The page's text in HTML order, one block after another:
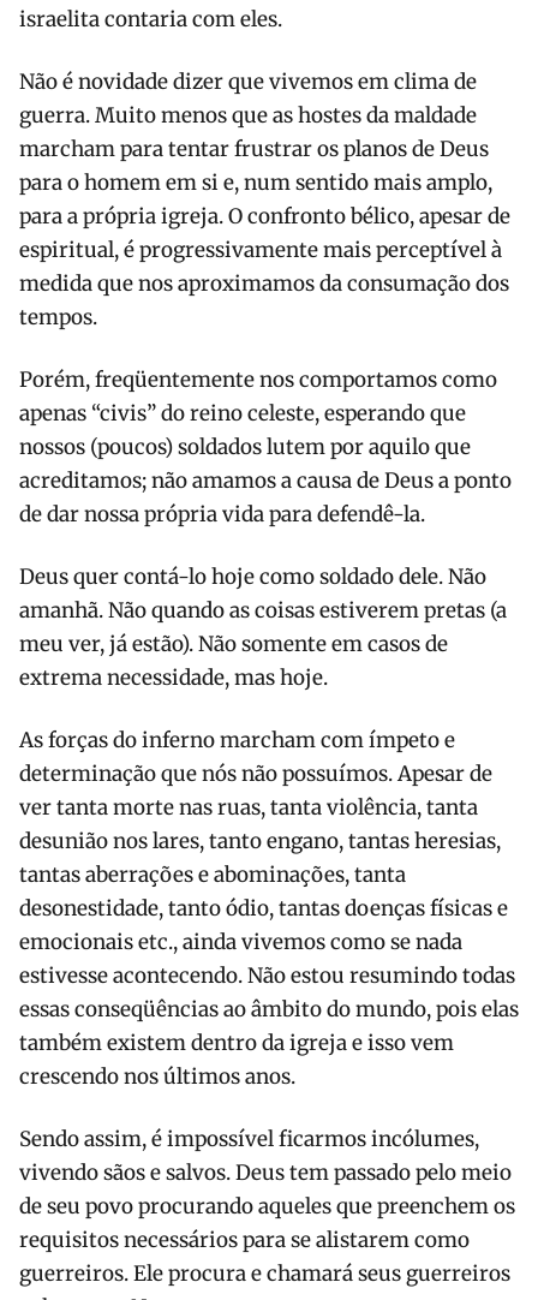
israelita contaria com eles.
Não é novidade dizer que vivemos em clima de
guerra. Muito menos que as hostes da maldade
marcham para tentar frustrar os planos de Deus
para o homem em si e, num sentido mais amplo,
para a própria igreja. O confronto bélico, apesar de
espiritual, é progressivamente mais perceptível à
medida que nos aproximamos da consumação dos
tempos.
Porém, freqüentemente nos comportamos como
apenas “civis” do reino celeste, esperando que
nossos (poucos) soldados lutem por aquilo que
acreditamos; não amamos a causa de Deus a ponto
de dar nossa própria vida para defendê-la.
Deus quer contá-lo hoje como soldado dele. Não
amanhã. Não quando as coisas estiverem pretas (a
meu ver, já estão). Não somente em casos de
extrema necessidade, mas hoje.
As forças do inferno marcham com ímpeto e
determinação que nós não possuímos. Apesar de
ver tanta morte nas ruas, tanta violência, tanta
desunião nos lares, tanto engano, tantas heresias,
tantas aberrações e abominações, tanta
desonestidade, tanto ódio, tantas doenças físicas e
emocionais etc., ainda vivemos como se nada
estivesse acontecendo. Não estou resumindo todas
essas conseqüências ao âmbito do mundo, pois elas
também existem dentro da igreja e isso vem
crescendo nos últimos anos.
Sendo assim, é impossível ficarmos incólumes,
vivendo sãos e salvos. Deus tem passado pelo meio
de seu povo procurando aqueles que preenchem os
requisitos necessários para se alistarem como
guerreiros. Ele procura e chamará seus guerreiros